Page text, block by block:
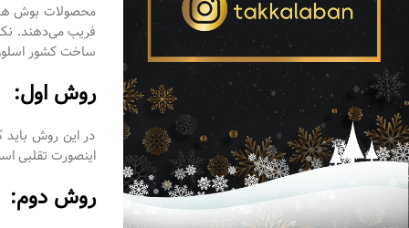
محصولات بوش
فریب می‌دهند.
ساخت کشور
روش اول:
در این روش
اینصورت تقلبی
روش دوم: